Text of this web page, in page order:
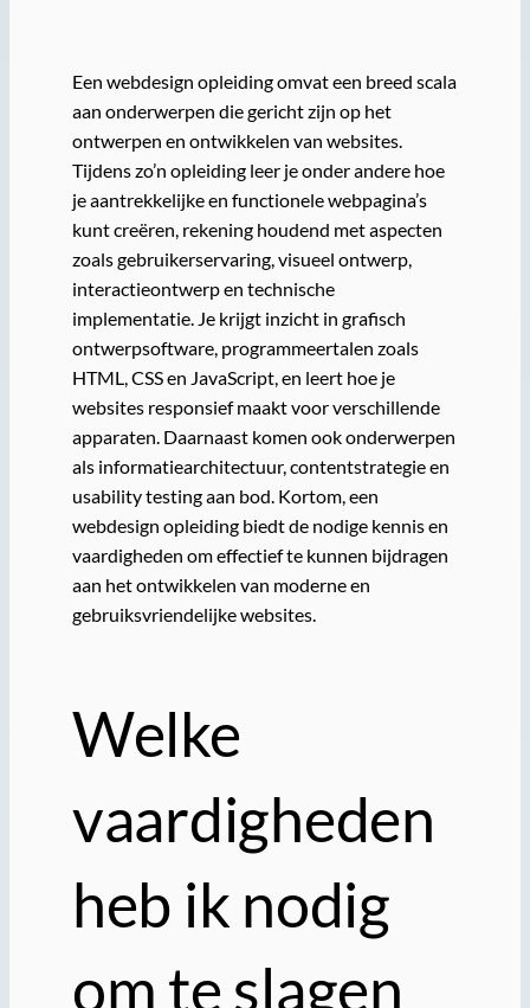
Een webdesign opleiding omvat een breed scala
aan onderwerpen die gericht zijn op het
ontwerpen en ontwikkelen van websites.
Tijdens zo’n opleiding leer je onder andere hoe
je aantrekkelijke en functionele webpagina’s
kunt creëren, rekening houdend met aspecten
zoals gebruikerservaring, visueel ontwerp,
interactieontwerp en technische
implementatie. Je krijgt inzicht in grafisch
ontwerpsoftware, programmeertalen zoals
HTML, CSS en JavaScript, en leert hoe je
websites responsief maakt voor verschillende
apparaten. Daarnaast komen ook onderwerpen
als informatiearchitectuur, contentstrategie en
usability testing aan bod. Kortom, een
webdesign opleiding biedt de nodige kennis en
vaardigheden om effectief te kunnen bijdragen
aan het ontwikkelen van moderne en
gebruiksvriendelijke websites.
Welke
vaardigheden
heb ik nodig
om te slagen